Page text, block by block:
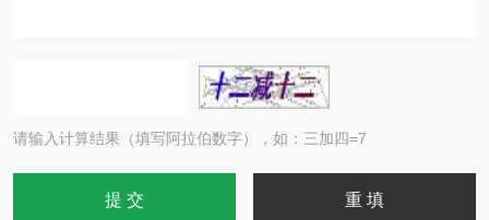
请输入计算结果（填写阿拉伯数字），如：三加四=7